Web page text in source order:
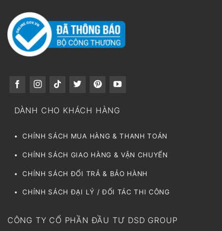
DÀNH CHO KHÁCH HÀNG
CHÍNH SÁCH MUA HÀNG & THANH TOÁN
CHÍNH SÁCH GIAO HÀNG & VẬN CHUYỂN
CHÍNH SÁCH ĐỔI TRẢ & BẢO HÀNH
CHÍNH SÁCH ĐẠI LÝ / ĐỐI TÁC THI CÔNG
CÔNG TY CỔ PHẦN ĐẦU TƯ DSD GROUP